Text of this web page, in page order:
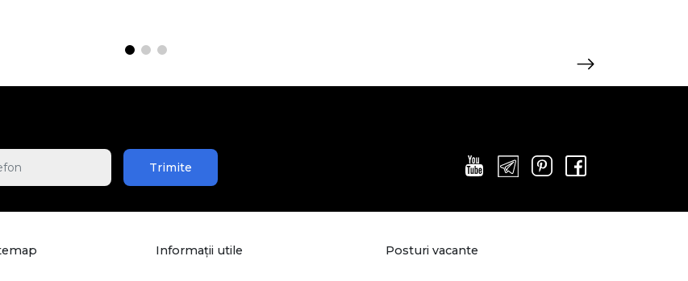
Trimite
Informații utile Posturi vacante